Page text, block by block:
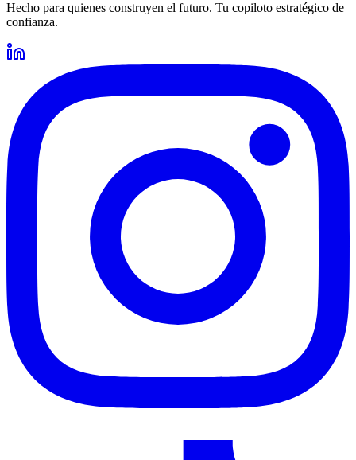
Hecho para quienes construyen el futuro. Tu copiloto estratégico de
confianza.